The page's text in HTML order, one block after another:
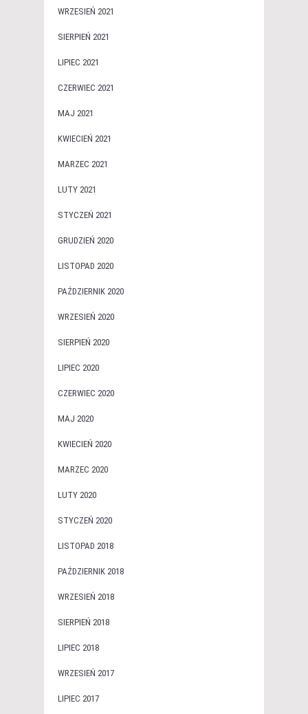
WRZESIEŃ 2021
SIERPIEŃ 2021
LIPIEC 2021
CZERWIEC 2021
MAJ 2021
KWIECIEŃ 2021
MARZEC 2021
LUTY 2021
STYCZEŃ 2021
GRUDZIEŃ 2020
LISTOPAD 2020
PAŹDZIERNIK 2020
WRZESIEŃ 2020
SIERPIEŃ 2020
LIPIEC 2020
CZERWIEC 2020
MAJ 2020
KWIECIEŃ 2020
MARZEC 2020
LUTY 2020
STYCZEŃ 2020
LISTOPAD 2018
PAŹDZIERNIK 2018
WRZESIEŃ 2018
SIERPIEŃ 2018
LIPIEC 2018
WRZESIEŃ 2017
LIPIEC 2017